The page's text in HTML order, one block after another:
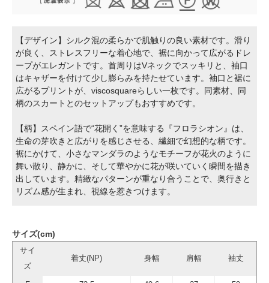
【デザイン】シルク混の柔らかで肌触りの良い素材です。滑り
が良く、ストレスフリーな着心地で、裾に向かって広がるドレ
ープがエレガントです。首周りはVネックでスッキリと、袖口
はキャザーを付けて少し膨らみを持たせています。袖口と裾に
広がるプリントが、viscosquareらしい一枚です。同素材、同
柄のスカートとのセットアップもおすすめです。
【柄】スペイン語で“花開く”を意味する『フロラシオン』は、
生命の芽吹きと広がりを感じさせる、繊細で幻想的な柄です。
裾にかけて、小さなマンダラのようなモチーフが花火のように
舞い散り、静かに、そして華やかに花が咲いていく瞬間を描き
出しています。精緻なパターンが重なり合うことで、奥行きと
リズム感が生まれ、視線を惹きつけます。
サイズ(cm)
サイ
ズ
着丈(NP) 身幅 肩幅 袖丈